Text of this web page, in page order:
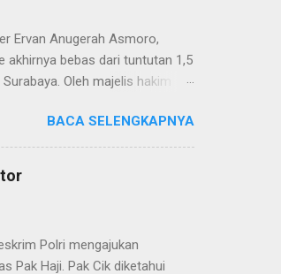
Ervan Anugerah Asmoro,
akhirnya bebas dari tuntutan 1,5
Oleh majelis hakim
bahwa perbuatan
merupakan tindak pidana.
keperdataan. Atas dasar
vervolging). Menanggapi hal
BACA SELENGKAPNYA
Polri mengajukan
Pak Haji. Pak Cik diketahui